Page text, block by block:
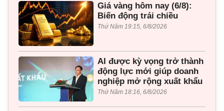
Giá vàng hôm nay (6/8):
Biến động trái chiều
Thứ Năm 19:15, 6/8/2026
AI được kỳ vọng trở thành
động lực mới giúp doanh
nghiệp mở rộng xuất khẩu
Thứ Năm 18:16, 6/8/2026